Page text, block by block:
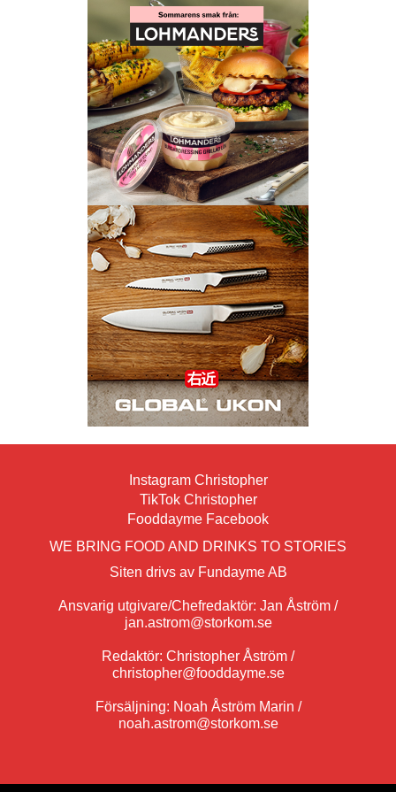
Instagram Christopher
TikTok Christopher
Fooddayme Facebook
WE BRING FOOD AND DRINKS TO STORIES
Siten drivs av Fundayme AB
Ansvarig utgivare/Chefredaktör: Jan Åström /
jan.astrom@storkom.se
Redaktör: Christopher Åström /
christopher@fooddayme.se
Försäljning: Noah Åström Marin /
noah.astrom@storkom.se